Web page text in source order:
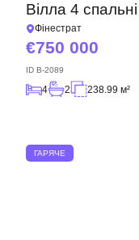
Вілла 4
Фінестрат
750 000
ID B-2089
4 2 238.99 м²
ГАРЯЧЕ